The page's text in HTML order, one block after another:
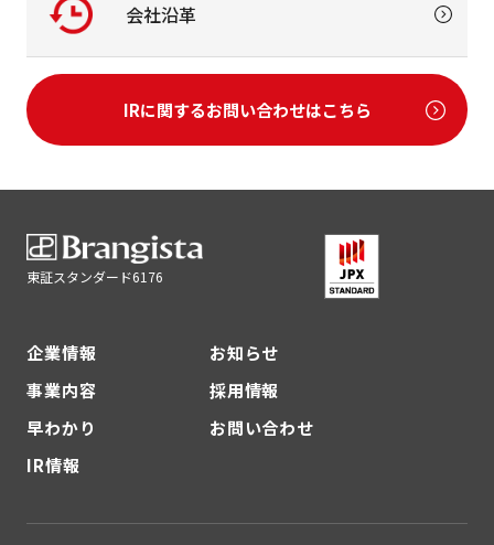
会社沿革
IRに関するお問い合わせはこちら
東証スタンダード6176
企業情報
お知らせ
事業内容
採用情報
早わかり
お問い合わせ
IR情報